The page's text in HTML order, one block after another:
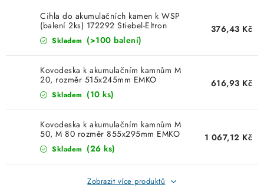
SVÍTIDLA domovní
LED osvětlení
SVÍTIDLA interiérová
NÁŘADÍ
Cihla do akumulačních kamen k WSP
(balení 2ks) 172292 Stiebel-Eltron
Skladem (>100 balení)
376,43 Kč
Kovodeska k akumulačním kamnům M
20, rozměr 515x245mm EMKO
Skladem (10 ks)
616,93 Kč
Kovodeska k akumulačním kamnům M
50, M 80 rozměr 855x295mm EMKO
Skladem (26 ks)
1 067,12 Kč
Zobrazit více produktů